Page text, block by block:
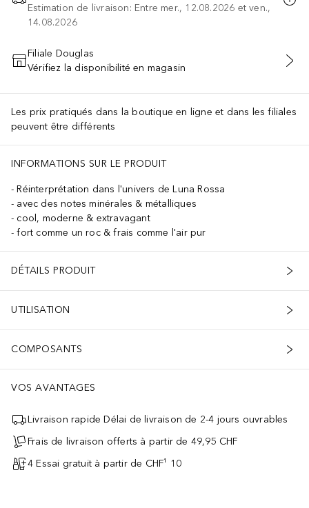
Estimation de livraison: Entre mer., 12.08.2026 et ven.,
14.08.2026
AJOUTER AU PANIER
Filiale Douglas
Vérifiez la disponibilité en magasin
Les prix pratiqués dans la boutique en ligne et dans les filiales
peuvent être différents
INFORMATIONS SUR LE PRODUIT
Réinterprétation dans l'univers de Luna Rossa
avec des notes minérales & métalliques
cool, moderne & extravagant
fort comme un roc & frais comme l'air pur
DÉTAILS PRODUIT
UTILISATION
COMPOSANTS
VOS AVANTAGES
Livraison rapide Délai de livraison de 2-4 jours ouvrables
Frais de livraison offerts à partir de 49,95 CHF
4 Essai gratuit à partir de CHF¹ 10